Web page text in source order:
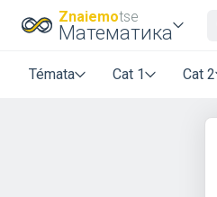
Znaiemotse
Математика
Témata Cat 1 Cat 2